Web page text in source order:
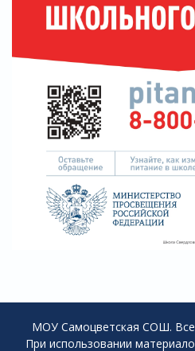
МОУ Самоцветская СОШ.
При использовании